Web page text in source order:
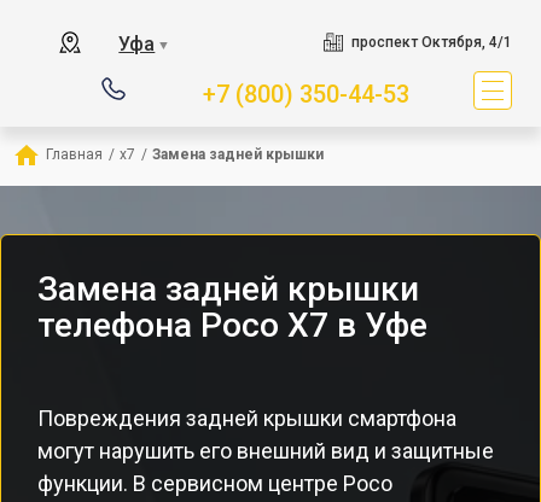
Уфа ▼ проспект Октября, 4/1
+7 (800) 350-44-53
Главная / x7 / Замена задней крышки
Замена задней крышки
телефона Poco X7 в Уфе
Повреждения задней крышки смартфона
могут нарушить его внешний вид и защитные
функции. В сервисном центре Poco